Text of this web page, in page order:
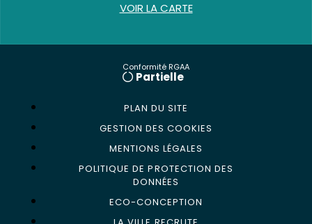
VOIR LA CARTE
Conformité RGAA
Partielle
PLAN DU SITE
GESTION DES COOKIES
MENTIONS LÉGALES
POLITIQUE DE PROTECTION DES
DONNÉES
ECO-CONCEPTION